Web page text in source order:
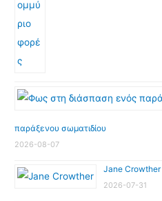
παράξενου σωματιδίου
2026-08-07
Jane Crowther
2026-07-31